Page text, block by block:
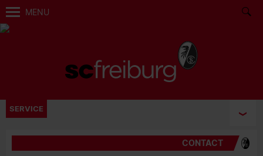
MENU
SERVICE
CONTACT